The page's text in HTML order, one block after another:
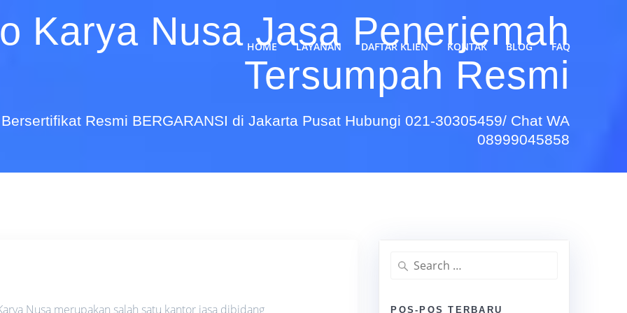
HOME LAYANAN DAFTAR KLIEN KONTAK BLOG FAQ
Karya Nusa Jasa Penerjemah
Tersumpah Resmi
Resmi BERGARANSI di Jakarta Pusat Hubungi 021-30305459/ Chat WA
08999045858
Nusa merupakan salah satu kantor jasa dibidang
Search
for:
POS-POS TERBARU